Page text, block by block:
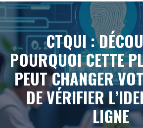
CTQUI :
POURQUOI CETTE
PEUT CHANGER
DE VÉRIFIER
LIGNE